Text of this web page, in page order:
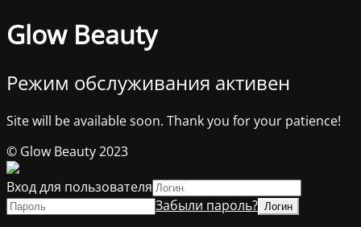
Glow Beauty
Режим обслуживания активен
Site will be available soon. Thank you for your patience!
© Glow Beauty 2023
Вход для пользователя
Забыли пароль?